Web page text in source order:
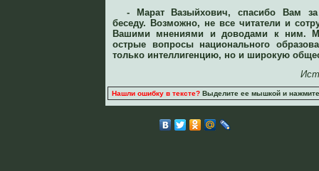
- Марат Вазыйхович, спасибо Вам
беседу. Возможно, не все читатели и
Вашими мнениями и доводами к ним.
острые вопросы национального
только интеллигенцию, но и широкую
Нашли ошибку в тексте?Выделите ее мышкой и нажмите